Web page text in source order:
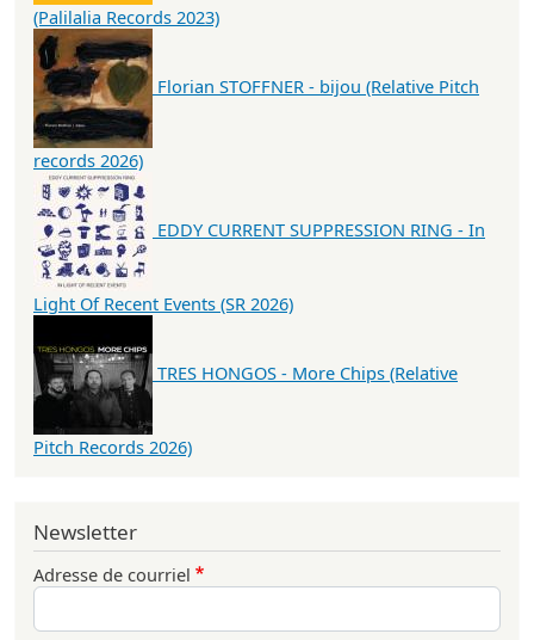
(Palilalia Records 2023)
Florian STOFFNER - bijou (Relative Pitch
records 2026)
EDDY CURRENT SUPPRESSION RING - In
Light Of Recent Events (SR 2026)
TRES HONGOS - More Chips (Relative
Pitch Records 2026)
Newsletter
Adresse de courriel